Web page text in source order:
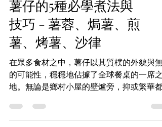
薯仔的5種必學煮法與
技巧 - 薯蓉、焗薯、煎
薯、烤薯、沙律